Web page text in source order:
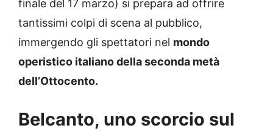
finale del 17 marzo) si prepara ad offrire
tantissimi colpi di scena al pubblico,
immergendo gli spettatori nel mondo
operistico italiano della seconda metà
dell’Ottocento.
Belcanto, uno scorcio sul